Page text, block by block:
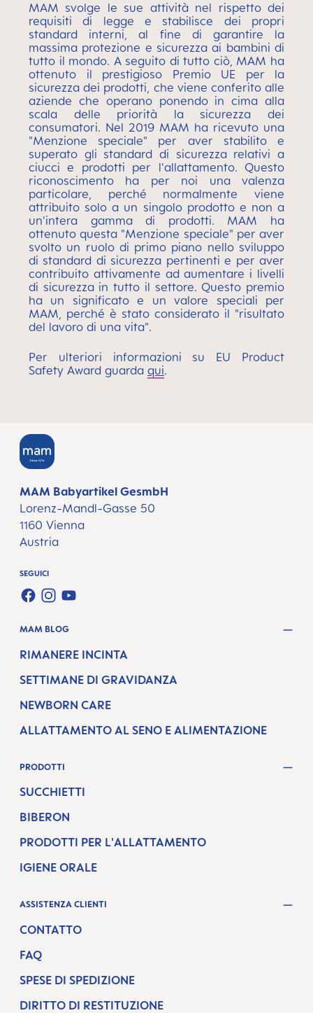
MAM svolge le sue attività nel rispetto dei
requisiti di legge e stabilisce dei propri
standard interni, al fine di garantire la
massima protezione e sicurezza ai bambini di
tutto il mondo. A seguito di tutto ciò, MAM ha
ottenuto il prestigioso Premio UE per la
sicurezza dei prodotti, che viene conferito alle
aziende che operano ponendo in cima alla
scala delle priorità la sicurezza dei
consumatori. Nel 2019 MAM ha ricevuto una
"Menzione speciale" per aver stabilito e
superato gli standard di sicurezza relativi a
ciucci e prodotti per l'allattamento. Questo
riconoscimento ha per noi una valenza
particolare, perché normalmente viene
attribuito solo a un singolo prodotto e non a
un'intera gamma di prodotti. MAM ha
ottenuto questa "Menzione speciale" per aver
svolto un ruolo di primo piano nello sviluppo
di standard di sicurezza pertinenti e per aver
contribuito attivamente ad aumentare i livelli
di sicurezza in tutto il settore. Questo premio
ha un significato e un valore speciali per
MAM, perché è stato considerato il "risultato
del lavoro di una vita".
Per ulteriori informazioni su EU Product
Safety Award guarda qui.
MAM Babyartikel GesmbH
Lorenz-Mandl-Gasse 50
1160 Vienna
Austria
SEGUICI
FACEBOOK
INSTAGRAM
YOUTUBE
MAM BLOG
RIMANERE INCINTA
SETTIMANE DI GRAVIDANZA
NEWBORN CARE
ALLATTAMENTO AL SENO E ALIMENTAZIONE
PRODOTTI
SUCCHIETTI
BIBERON
PRODOTTI PER L'ALLATTAMENTO
IGIENE ORALE
ASSISTENZA CLIENTI
CONTATTO
FAQ
SPESE DI SPEDIZIONE
DIRITTO DI RESTITUZIONE